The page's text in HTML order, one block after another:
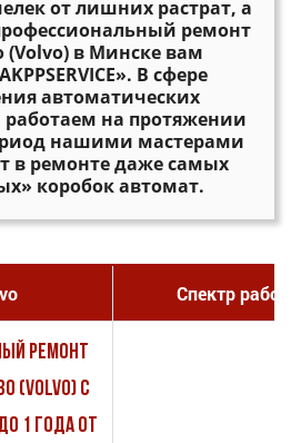
от лишних растрат, а
ремонт
в Минске вам
В сфере
автоматических
на протяжении
нашими мастерами
в ремонте даже самых
коробок автомат.
Спектр
ремонт
(Volvo) с
1 года от